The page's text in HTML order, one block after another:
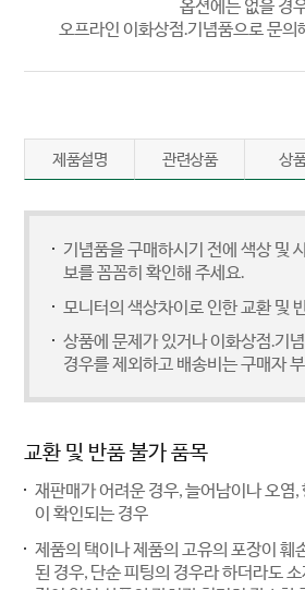
옵션에는 없을 경
오프라인 이화상점.기념품으로 문의
제품설명 관련상품 상
기념품을 구매하시기 전에 색상 및
보를 꼼꼼히 확인해 주세요.
모니터의 색상차이로 인한 교환 및
상품에 문제가 있거나 이화상점.기
경우를 제외하고 배송비는 구매자
교환 및 반품 불가 품목
재판매가 어려운 경우, 늘어남이나 오염,
이 확인되는 경우
제품의 택이나 제품의 고유의 포장이 훼
된 경우, 단순 피팅의 경우라 하더라도